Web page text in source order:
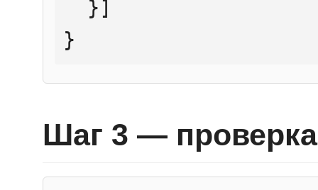
}
Шаг 3 — проверка